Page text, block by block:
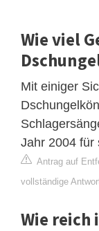
Wie viel
Mit einiger
Jahr 2004 für
Antrag auf
vollständige
Wie reich